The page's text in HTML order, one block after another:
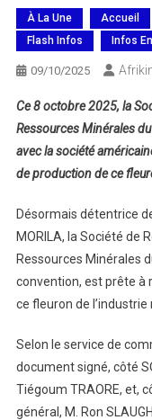
À La Une Accueil
Flash Infos
Infos
09/10/2025
Ce 8 octobre 2025, la
Ressources Minérales
avec la société
de production de ce
Désormais détentrice
MORILA, la Société de
Ressources Minérales
convention, est prête à
ce fleuron de l’industrie
Selon le service de
document signé, côté
Tiégoum TRAORE, et,
général, M. Ron